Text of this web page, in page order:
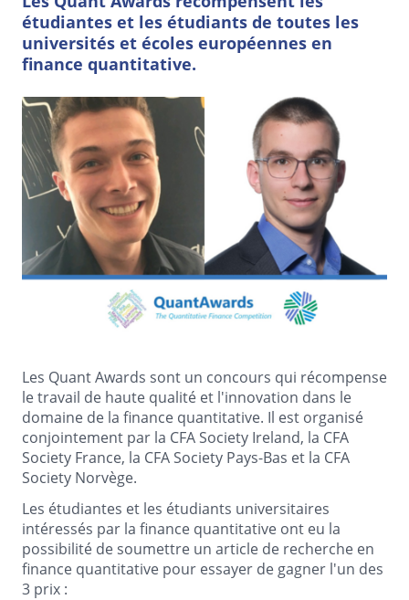
étudiantes et les étudiants de toutes les
universités et écoles européennes en
finance quantitative.
Les Quant Awards sont un concours qui récompense
le travail de haute qualité et l'innovation dans le
domaine de la finance quantitative. Il est organisé
conjointement par la CFA Society Ireland, la CFA
Society France, la CFA Society Pays-Bas et la CFA
Society Norvège.
Les étudiantes et les étudiants universitaires
intéressés par la finance quantitative ont eu la
possibilité de soumettre un article de recherche en
finance quantitative pour essayer de gagner l'un des
3 prix :